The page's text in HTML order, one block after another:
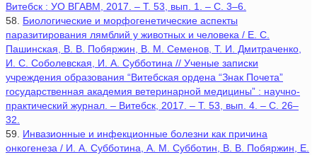
Витебск : УО ВГАВМ, 2017. – Т. 53, вып. 1. – С. 3–6.
58. Биологические и морфогенетические аспекты
паразитирования лямблий у животных и человека / Е. С.
Пашинская, В. В. Побяржин, В. М. Семенов, Т. И. Дмитраченко,
И. С. Соболевская, И. А. Субботина // Ученые записки
учреждения образования “Витебская ордена “Знак Почета”
государственная академия ветеринарной медицины” : научно-
практический журнал. – Витебск, 2017. – Т. 53, вып. 4. – С. 26–
32.
59. Инвазионные и инфекционные болезни как причина
онкогенеза / И. А. Субботина, А. М. Субботин, В. В. Побяржин, Е.